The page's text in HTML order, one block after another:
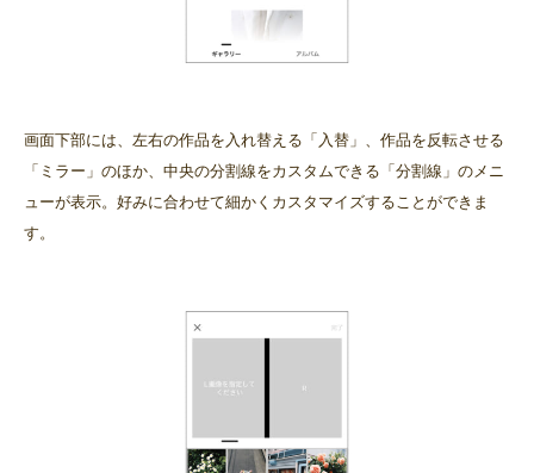
画面下部には、左右の作品を入れ替える「入替」、作品を反転させる
「ミラー」のほか、中央の分割線をカスタムできる「分割線」のメニ
ューが表示。好みに合わせて細かくカスタマイズすることができま
す。